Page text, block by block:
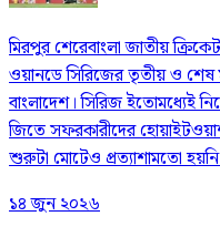
মিরপুর শেরেবাংলা জাতীয়
ওয়ানডে সিরিজের তৃতীয় ও শেষ
বাংলাদেশ। সিরিজ ইতোমধ্যেই
জিতে সফরকারীদের
শুরুটা মোটেও প্রত্যাশামতো
১৪ জুন ২০২৬